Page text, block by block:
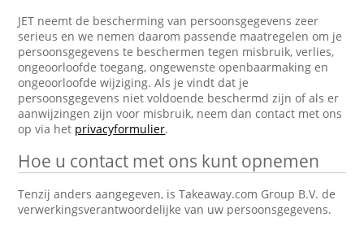
JET neemt de bescherming van persoonsgegevens zeer
serieus en we nemen daarom passende maatregelen om je
persoonsgegevens te beschermen tegen misbruik, verlies,
ongeoorloofde toegang, ongewenste openbaarmaking en
ongeoorloofde wijziging. Als je vindt dat je
persoonsgegevens niet voldoende beschermd zijn of als er
aanwijzingen zijn voor misbruik, neem dan contact met ons
op via het privacyformulier.
Hoe u contact met ons kunt opnemen
Tenzij anders aangegeven, is Takeaway.com Group B.V. de
verwerkingsverantwoordelijke van uw persoonsgegevens.